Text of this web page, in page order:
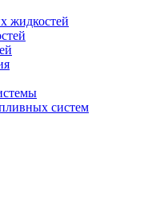
жидкостей
систем